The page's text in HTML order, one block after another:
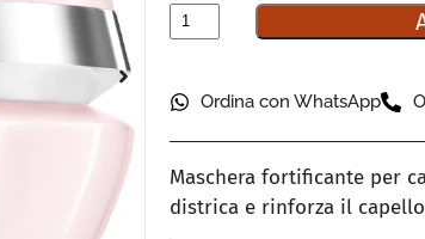
Ordina con WhatsApp
Maschera fortificante per
districa e rinforza il